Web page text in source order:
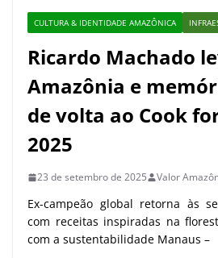
CULTURA & IDENTIDADE AMAZÔNICA
Ricardo Machado
Amazônia e
de volta ao Cook
2025
23 de setembro de 2025 Valor
Ex-campeão global retorna às
com receitas inspiradas na
com a sustentabilidade Manaus –